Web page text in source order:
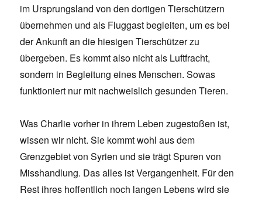
im Ursprungsland von den dortigen Tierschützern
übernehmen und als Fluggast begleiten, um es bei
der Ankunft an die hiesigen Tierschützer zu
übergeben. Es kommt also nicht als Luftfracht,
sondern in Begleitung eines Menschen. Sowas
funktioniert nur mit nachweislich gesunden Tieren.
Was Charlie vorher in ihrem Leben zugestoßen ist,
wissen wir nicht. Sie kommt wohl aus dem
Grenzgebiet von Syrien und sie trägt Spuren von
Misshandlung. Das alles ist Vergangenheit. Für den
Rest ihres hoffentlich noch langen Lebens wird sie